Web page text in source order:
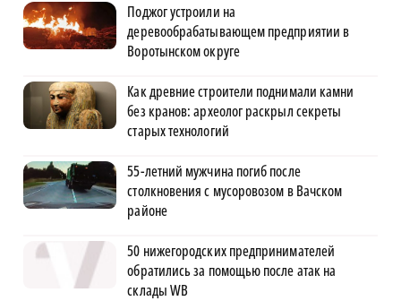
Поджог устроили на
деревообрабатывающем предприятии в
Воротынском округе
Как древние строители поднимали камни
без кранов: археолог раскрыл секреты
старых технологий
55-летний мужчина погиб после
столкновения с мусоровозом в Вачском
районе
50 нижегородских предпринимателей
обратились за помощью после атак на
склады WB